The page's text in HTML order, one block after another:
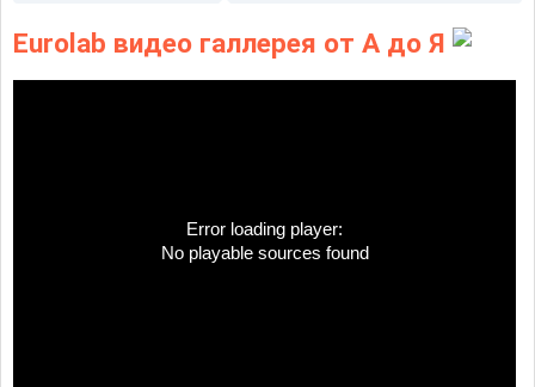
Eurolab видео галлерея от А до Я
Error loading player:
No playable sources found